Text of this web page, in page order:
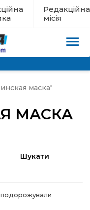
Редакційна
місія
маска"
МАСКА
подорожували